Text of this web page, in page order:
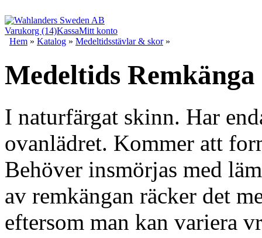
Varukorg (14)KassaMitt konto
Hem » Katalog » Medeltidsstävlar & skor»
Medeltids Remkänga
I naturfärgat skinn. Har
ovanlädret. Kommer att
Behöver insmörjas med
av remkängan räcker det
eftersom man kan variera